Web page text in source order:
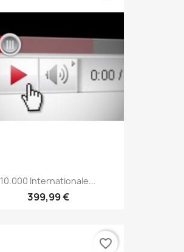
10.000 Internationale...
399,99 €
favorite_border